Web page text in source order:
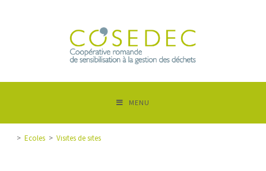
MENU
> Ecoles > Visites de sites